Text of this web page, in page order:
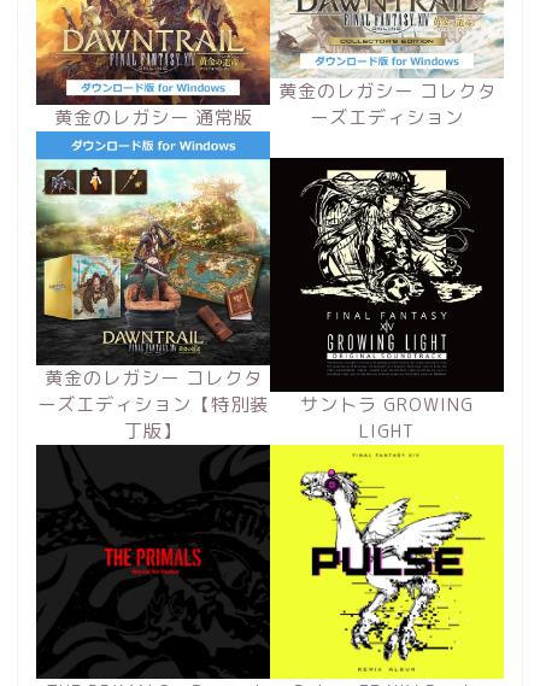
黄金のレガシー 通常版
黄金のレガシー コレクタ
ーズエディション
黄金のレガシー コレクタ
ーズエディション【特別装
丁版】
サントラ GROWING
LIGHT